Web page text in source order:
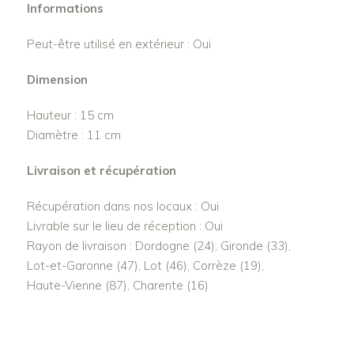
Informations
Peut-être utilisé en extérieur : Oui
Dimension
Hauteur : 15 cm
Diamètre : 11 cm
Livraison et récupération
Récupération dans nos locaux : Oui
Livrable sur le lieu de réception : Oui
Rayon de livraison : Dordogne (24), Gironde (33),
Lot-et-Garonne (47), Lot (46), Corrèze (19),
Haute-Vienne (87), Charente (16)